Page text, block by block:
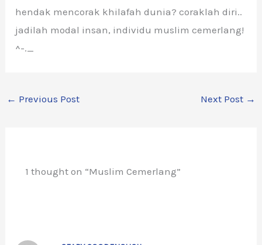
hendak mencorak khilafah dunia? coraklah diri..
jadilah modal insan, individu muslim cemerlang!
^-._
← Previous Post Next Post →
1 thought on “Muslim Cemerlang”